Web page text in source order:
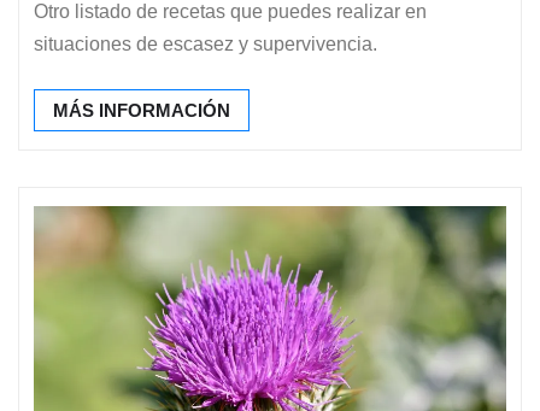
Otro listado de recetas que puedes realizar en
situaciones de escasez y supervivencia.
MÁS INFORMACIÓN